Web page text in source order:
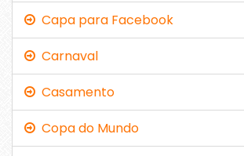
Capa para Facebook
Carnaval
Casamento
Copa do Mundo